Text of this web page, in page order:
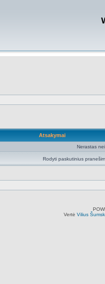
Atsakymai
Nerastas
Rodyti paskutinius
Vertė Vilius